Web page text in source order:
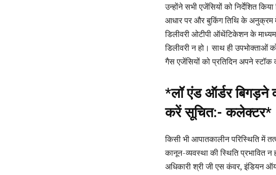
उन्होंने सभी एजेंसियों को निर्देशित
आधार पर और बुकिंग तिथि के अनुक्रम
डिलीवरी ओटीपी ऑथेंटिकेशन के
डिलीवरी न हो। साथ ही उपभोक्ताओं
गैस एजेंसियों को प्रतिदिन अपने स्टॉक
*लॉ एंड ऑर्डर बिगड़ने
करें सूचित:- कलेक्टर*
किसी भी आपातकालीन परिस्थिति में
कानून-व्यवस्था की स्थिति प्रभावित
अधिकारी श्री जी एस कंवर, इंडियन